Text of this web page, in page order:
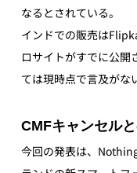
なるとされている。
インドでの販売は
ロサイトがすでに公開
ては現時点で言及がな
CMFキャンセル
今回の発表は、